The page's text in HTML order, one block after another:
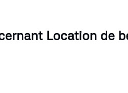
Location de